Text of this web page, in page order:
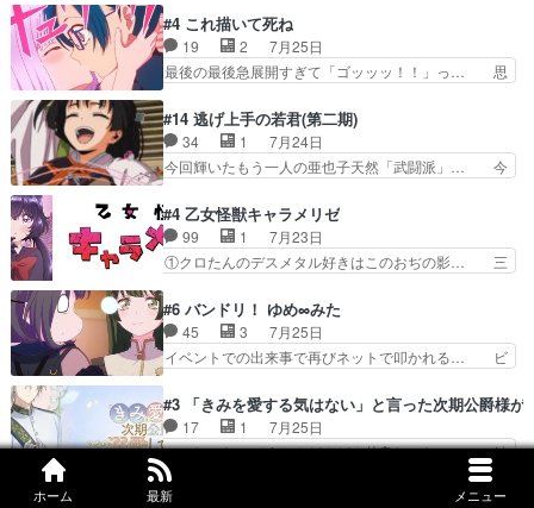
ホーム 最新 メニュー
く動いていてずっと胸が熱… 同時視聴｜
DaemonsRealm｜リア… これまで騙していた東
村を捨てて新郷家に来…
ぶややこしいことになってたオープニン… テンポ
も良いし毎話良いところで引くから全… 盟友ドレ
ゲネ后との出会い。次週のドレゲネ… さて、登場
人物多いけどついていけるのか私… 今回は遂にド
んがめっちゃ可愛かったなド… まさかの展開にめ
ちゃくちゃテンション上が… チャガタイの所へ密
偵に行ったはずがドレゲ…
#4 これ描いて死ね
19 2
7月25日
最後の最後急展開すぎて「ゴッッッ！！」っ… 思
は泣かなかった！漫画描きのハウツー回… この作
品はこういうのをズバッとキメるの上… 藤子不二
雄に親しんだ人にはとてもフィット… 赤福のヌル
ヌルした動きとかネームを褒めら… 漫研が気にな
から新たな仲間まで。本作品… 今回エンディング
テーマが流れるのが早い（… この作品の世界に
も、一応デジタルという概…
#14 逃げ上手の若君(第二期)
34 1
7月24日
今回輝いたもう一人の亜也子天然「武闘派」… 今
逃れすら逃げ上手亜也子のアシストに支… そう
か、亜也子もまだ9歳なのか‥ときゆき… 「亜也
子のドキドキ・大作戦！・長寿丸を一… 目玉と耳
を相手に言葉で繰り広げる戰もノラ… 時代設定ど
からのいらすとやは草だった。… 今回は亜也子回
でしたね頼もしさと乙女らし… 貞宗、キモいギョ
ロ目としか思ってなかった…
#4 乙女怪獣キャラメリゼ
99 1
7月23日
①クロたんのデスメタル好きはこのおぢの影… 三
か好きになれんキャラだなぁ作品もイン… 相変わ
らず生物学者には見えないわね響野君… 正体を知
らないのにどちりも肯定してくれた… 黒絵がハル
ゴンになっても、南を助けて大事… OPにデスボ
心を許す、母の友達である光… 黒絵の可愛さレベ
ルが止まらない。南くんと… 黒絵の母とのやり取
りでエヴァの加持さん思…
#6 バンドリ！ ゆめ∞みた
45 3
7月25日
イベントでの出来事で再びネットで叩かれる… ビ
ラがまじで何がしたいかわからん！先生… 陰キャ
の間合いにスルっと入ってきて相手の… ビオラが
都子さんを籠絡しに来ててやばいぞ… マネージャ
ー現実版初登場！バレーボールに… 藻掻きながら
前に進もうとするあられと律少… ビオラスマイル
#3 「きみを愛する気はない」と言った次期公爵様が
17 1
7月25日
いいじゃないですか！どんどん仲良しになっ… 結
婚初日で君を愛する気はないものはやはり… 今期
の恋愛系で1番これが好き。愛する気は… 今晩
#4 うしろの正面カムイさん